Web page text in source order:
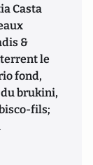
Casta
&
le
fond,
brukini,
fils;